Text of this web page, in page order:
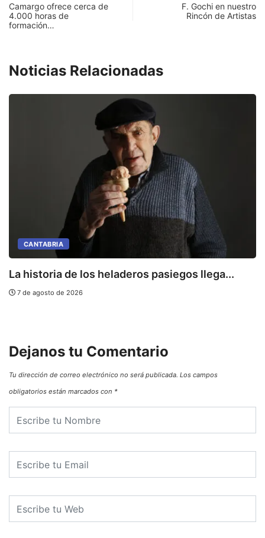
Camargo ofrece cerca de
4.000 horas de
formación…
F. Gochi en nuestro
Rincón de Artistas
Noticias Relacionadas
CANTABRIA
La historia de los heladeros pasiegos llega...
7 de agosto de 2026
Dejanos tu Comentario
Tu dirección de correo electrónico no será publicada. Los campos
obligatorios están marcados con *